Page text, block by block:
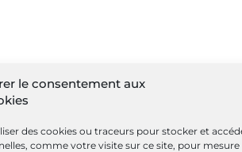
le consentement aux
des cookies ou traceurs pour stocker et
comme votre visite sur ce site, pour mesure